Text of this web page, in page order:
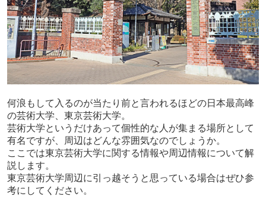
何浪もして入るのが当たり前と言われるほどの日本最高峰
の芸術大学、東京芸術大学。
芸術大学というだけあって個性的な人が集まる場所として
有名ですが、周辺はどんな雰囲気なのでしょうか。
ここでは東京芸術大学に関する情報や周辺情報について解
説します。
東京芸術大学周辺に引っ越そうと思っている場合はぜひ参
考にしてください。